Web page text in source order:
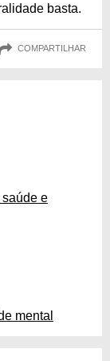
basta.
COMPARTILHAR
e
mental